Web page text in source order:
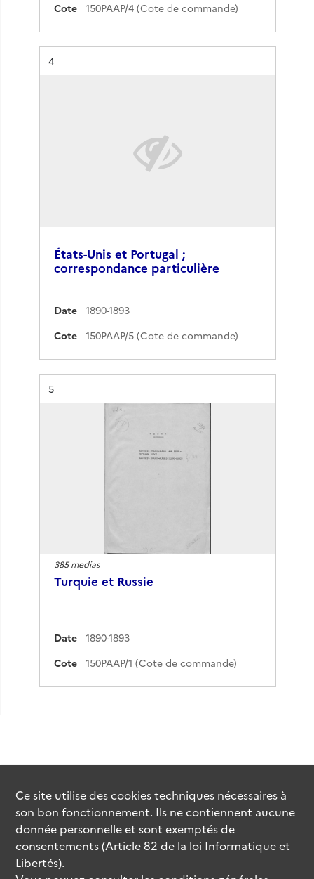
Cote
150PAAP/4 (Cote de commande)
Résultat n°
4
États-Unis et Portugal ;
correspondance particulière
Date
1890-1893
Cote
150PAAP/5 (Cote de commande)
Résultat n°
5
385 medias
Turquie et Russie
Date
1890-1893
Cote
150PAAP/1 (Cote de commande)
Ce site utilise descookiestechniques nécessaires à
son bon fonctionnement. Ils ne contiennent aucune
donnée personnelle et sont exemptés de
consentements (Article 82 de la loi Informatique et
Libertés).